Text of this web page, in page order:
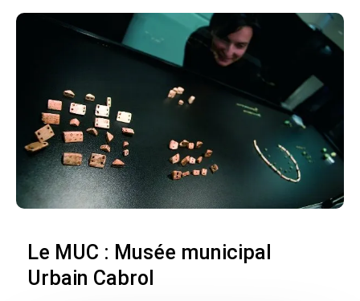
Le MUC : Musée municipal
Urbain Cabrol